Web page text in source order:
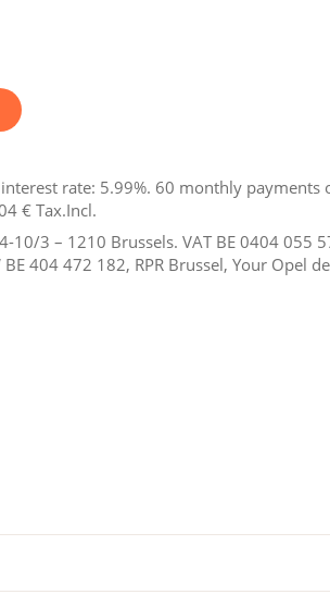
rate: 5.99%. 60 monthly payments
€ Tax.Incl.
10/3 – 1210 Brussels. VAT BE 0404 055
404 472 182, RPR Brussel, Your Opel